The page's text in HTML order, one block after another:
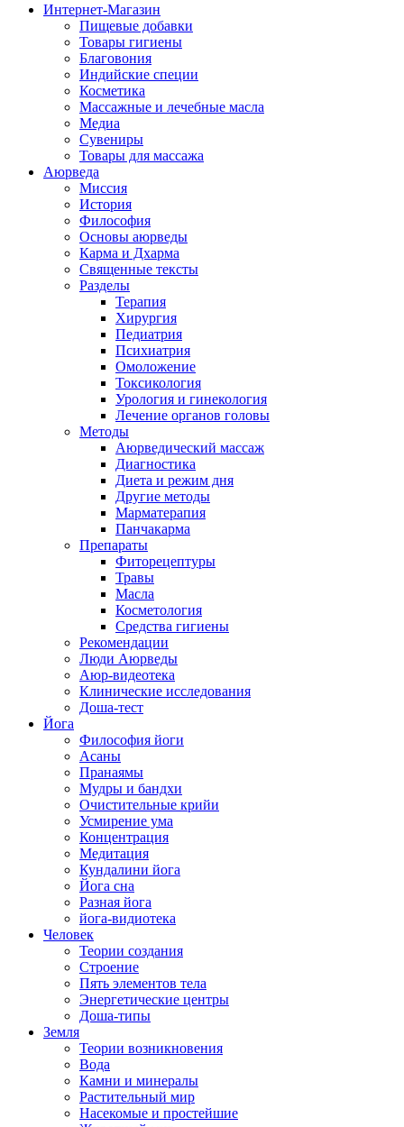
Интернет-Магазин
Пищевые добавки
Товары гигиены
Благовония
Индийские специи
Косметика
Массажные и лечебные масла
Медиа
Сувениры
Товары для массажа
Аюрведа
Миссия
История
Философия
Основы аюрведы
Карма и Дхарма
Священные тексты
Разделы
Терапия
Хирургия
Педиатрия
Психиатрия
Омоложение
Токсикология
Урология и гинекология
Лечение органов головы
Методы
Аюрведический массаж
Диагностика
Диета и режим дня
Другие методы
Марматерапия
Панчакарма
Препараты
Фиторецептуры
Травы
Масла
Косметология
Средства гигиены
Рекомендации
Люди Аюрведы
Аюр-видеотека
Клинические исследования
Доша-тест
Йога
Философия йоги
Асаны
Пранаямы
Мудры и бандхи
Очистительные крийи
Усмирение ума
Концентрация
Медитация
Кундалини йога
Йога сна
Разная йога
йога-видиотека
Человек
Теории создания
Строение
Пять элементов тела
Энергетические центры
Доша-типы
Земля
Теории возникновения
Вода
Камни и минералы
Растительный мир
Насекомые и простейшие